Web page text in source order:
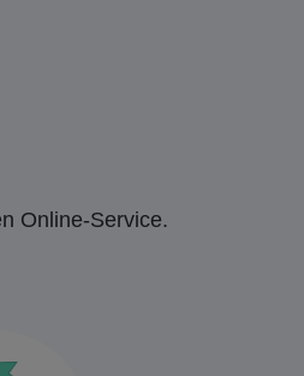
Online-Service.